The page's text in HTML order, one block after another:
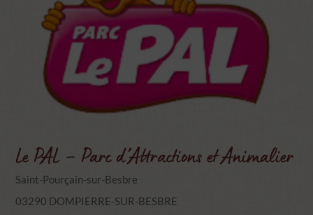
Le PAL – Parc d’Attractions et Animalier
Saint-Pourçain-sur-Besbre
03290 DOMPIERRE-SUR-BESBRE